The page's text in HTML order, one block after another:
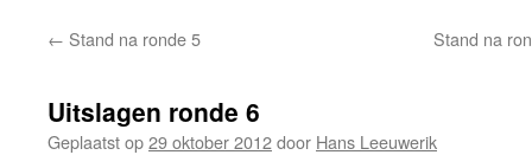
← Stand na ronde 5 Stand na
Uitslagen ronde 6
Geplaatst op29 oktober 2012door Hans Leeuwerik